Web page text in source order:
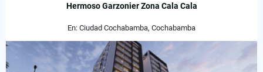
Hermoso Garzonier Zona Cala Cala
En: Ciudad Cochabamba, Cochabamba